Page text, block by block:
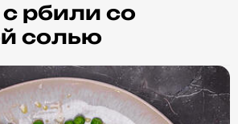
c рбили со
солью